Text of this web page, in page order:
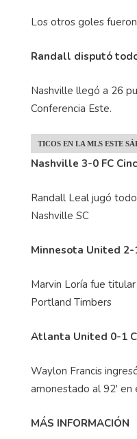
Los otros goles
Randall disputó
Nashville llegó a 26
Conferencia Este.
TICOS EN LA MLS ESTE
Nashville 3-0 FC
Randall Leal jugó
Nashville SC
Minnesota United
Marvin Loría fue
Portland Timbers
Atlanta United 0-1
Waylon Francis
amonestado al 92' en
MÁS INFORMACIÓN